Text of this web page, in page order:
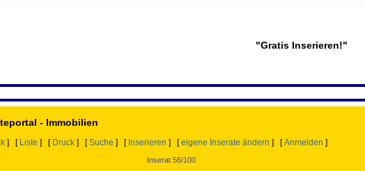
"Gratis Inserieren!"
- Immobilien
] [ Liste ] [ Druck ] [Suche ] [ Inserieren ] [eigene Inserate ändern ] [Anmelden ]
Inserat 56/100